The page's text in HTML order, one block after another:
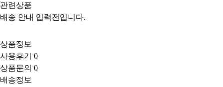
관련상품
배송 안내 입력전입니다.
상품정보
사용후기 0
상품문의 0
배송정보